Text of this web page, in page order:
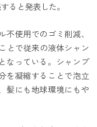
ると発表した。
使用でのゴミ削減、
とで従来の液体シャン
なっている。シャンプ
を凝縮することで泡立
髪にも地球環境にもや